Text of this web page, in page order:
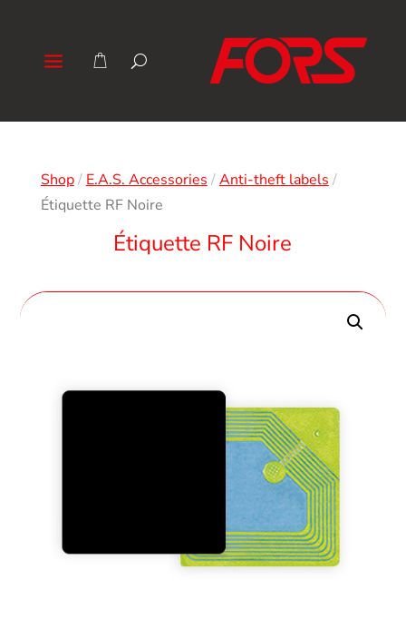
Shop/ E.A.S. Accessories /Anti-theft labels /
Étiquette RF Noire
Étiquette RF Noire